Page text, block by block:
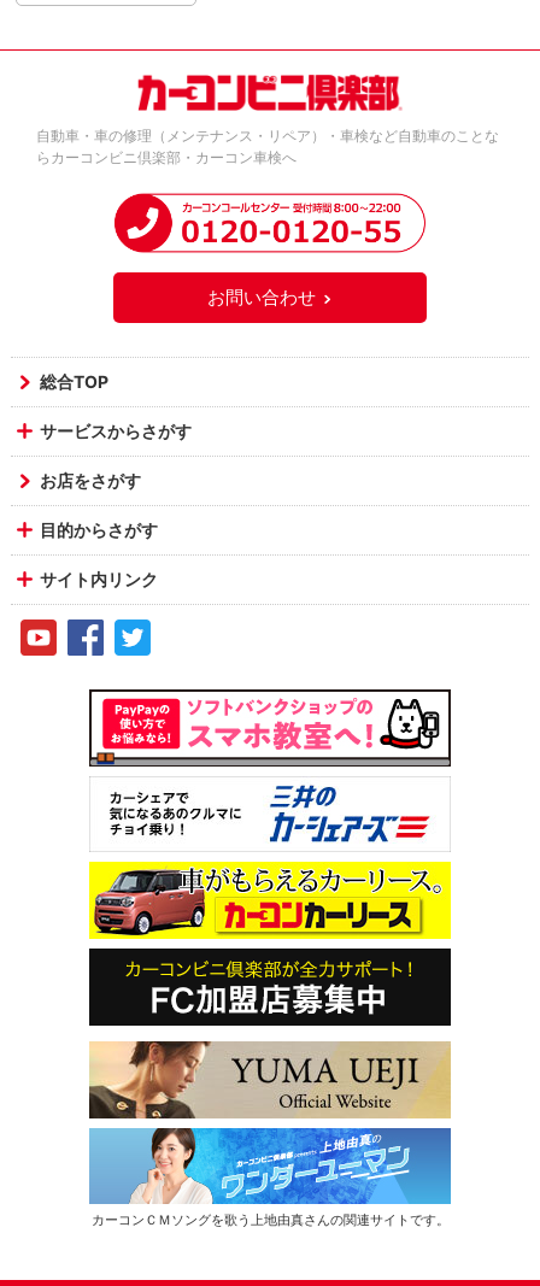
自動車・車の修理（メンテナンス・リペア）・車検など自動車のことな
らカーコンビニ倶楽部・カーコン車検へ
お問い合わせ
総合TOP
サービスからさがす
お店をさがす
目的からさがす
サイト内リンク
カーコンＣＭソングを歌う上地由真さんの関連サイトです。